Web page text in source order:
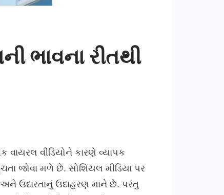
ભાવના રીતથી
વીડિયોને કારણે વ્યાપક
જોવા મળે છે. સોશિયલ મીડિયા પર
ઉદારતાનું ઉદાહરણ માને છે. પરંતુ